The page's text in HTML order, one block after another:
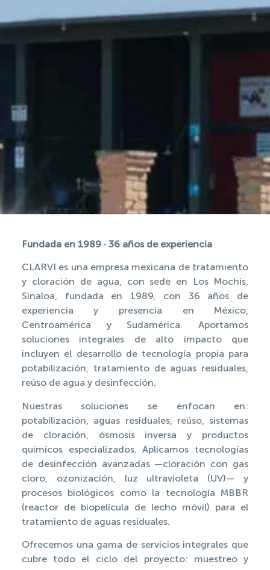
Fundada en 1989 · 36 años de experiencia
CLARVI es una empresa mexicana de tratamiento
y cloración de agua, con sede en Los Mochis,
Sinaloa, fundada en 1989, con 36 años de
experiencia y presencia en México,
Centroamérica y Sudamérica. Aportamos
soluciones integrales de alto impacto que
incluyen el desarrollo de tecnología propia para
potabilización, tratamiento de aguas residuales,
reúso de agua y desinfección.
Nuestras soluciones se enfocan en:
potabilización, aguas residuales, reúso, sistemas
de cloración, ósmosis inversa y productos
químicos especializados. Aplicamos tecnologías
de desinfección avanzadas —cloración con gas
cloro, ozonización, luz ultravioleta (UV)— y
procesos biológicos como la tecnología MBBR
(reactor de biopelícula de lecho móvil) para el
tratamiento de aguas residuales.
Ofrecemos una gama de servicios integrales que
cubre todo el ciclo del proyecto: muestreo y